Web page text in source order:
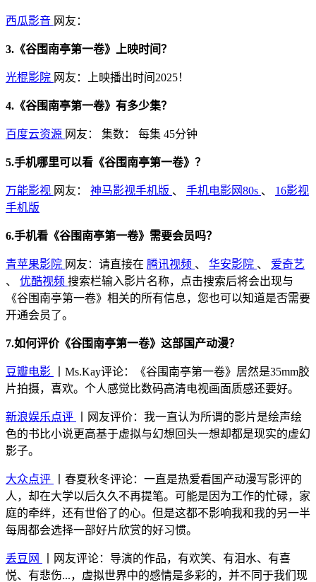
西瓜影音 网友：
3.《谷围南亭第一卷》上映时间？
光棍影院 网友：上映播出时间2025！
4.《谷围南亭第一卷》有多少集？
百度云资源 网友： 集数： 每集 45分钟
5.手机哪里可以看《谷围南亭第一卷》？
万能影视 网友： 神马影视手机版 、 手机电影网80s 、 16影视
手机版
6.手机看《谷围南亭第一卷》需要会员吗？
青苹果影院 网友：请直接在 腾讯视频 、 华安影院 、 爱奇艺
、 优酷视频 搜索栏输入影片名称，点击搜索后将会出现与
《谷围南亭第一卷》相关的所有信息，您也可以知道是否需要
开通会员了。
7.如何评价《谷围南亭第一卷》这部国产动漫？
豆瓣电影
丨Ms.Kay评论：《谷围南亭第一卷》居然是35mm胶
片拍摄，喜欢。个人感觉比数码高清电视画面质感还要好。
新浪娱乐点评
丨网友评价：我一直认为所谓的影片是绘声绘
色的书比小说更高基于虚拟与幻想回头一想却都是现实的虚幻
影子。
大众点评
丨春夏秋冬评论：一直是热爱看国产动漫写影评的
人，却在大学以后久久不再提笔。可能是因为工作的忙碌，家
庭的牵绊，还有世俗了的心。但是这都不影响我和我的另一半
每周都会选择一部好片欣赏的好习惯。
丢豆网
丨网友评论：导演的作品，有欢笑、有泪水、有喜
悦、有悲伤...，虚拟世界中的感情是多彩的，并不同于我们现